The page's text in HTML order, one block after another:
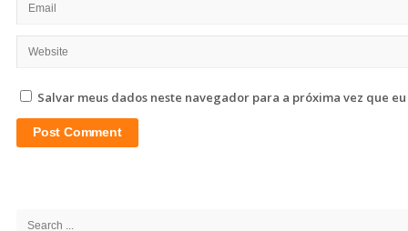
Salvar meus dados neste navegador para a próxima vez que
Search